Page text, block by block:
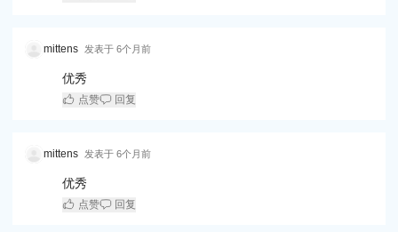
mittens 发表于 6个月前
优秀
点赞 回复
mittens 发表于 6个月前
优秀
点赞 回复